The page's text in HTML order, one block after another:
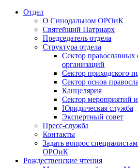
Отдел
О Синодальном ОРОиК
Святейший Патриарх
Председатель отдела
Структура отдела
Сектор православных
организаций
Сектор приходского
Сектор основ
Канцелярия
Сектор мероприятий
Юридическая служба
Экспертный совет
Пресс-служба
Контакты
Задать вопрос
ОРОиК
Рождественские чтения